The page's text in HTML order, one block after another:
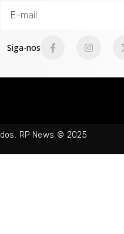
Siga-nos
RP News © 2025